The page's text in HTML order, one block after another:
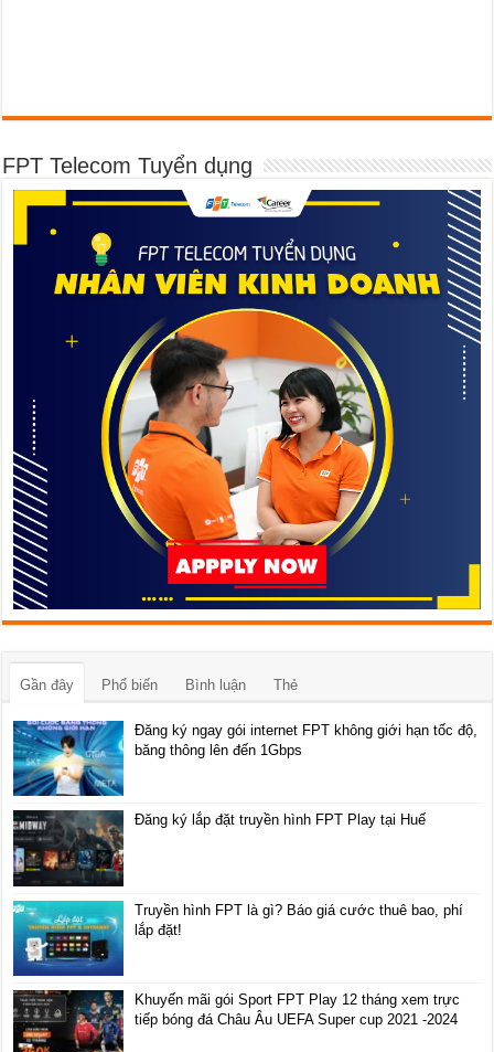
FPT Telecom Tuyển dụng
Gần đây Phổ biến Bình luận Thẻ
Đăng ký ngay gói internet FPT không giới hạn tốc độ,
băng thông lên đến 1Gbps
Đăng ký lắp đặt truyền hình FPT Play tại Huế
Truyền hình FPT là gì? Báo giá cước thuê bao, phí
lắp đặt!
Khuyến mãi gói Sport FPT Play 12 tháng xem trực
tiếp bóng đá Châu Âu UEFA Super cup 2021 -2024